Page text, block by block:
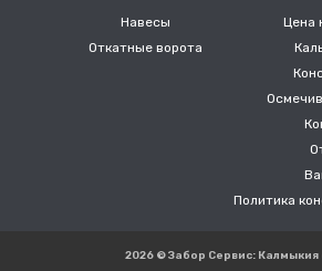
Навесы
Откатные ворота
Цена
Политика
2026 © Забор Сервис: Калмыкия